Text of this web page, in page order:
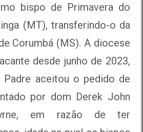
bispo de Primavera do
(MT), transferindo-o da
Corumbá (MS). A diocese
desde junho de 2023,
Padre aceitou o pedido de
por dom Derek John
em razão de ter